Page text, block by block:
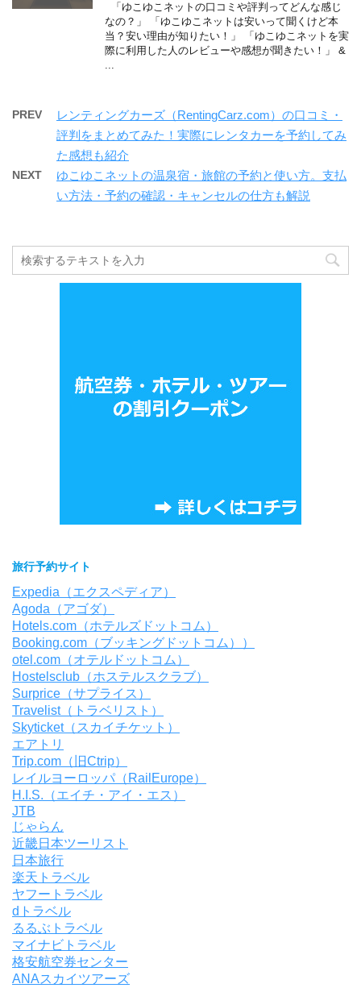
「ゆこゆこネットの口コミや評判ってどんな感じ
なの？」 「ゆこゆこネットは安いって聞くけど本
当？安い理由が知りたい！」 「ゆこゆこネットを実
際に利用した人のレビューや感想が聞きたい！」 &
...
PREV
レンティングカーズ（RentingCarz.com）の口コミ・
評判をまとめてみた！実際にレンタカーを予約してみ
た感想も紹介
NEXT
ゆこゆこネットの温泉宿・旅館の予約と使い方。支払
い方法・予約の確認・キャンセルの仕方も解説
旅行予約サイト
Expedia（エクスペディア）
Agoda（アゴダ）
Hotels.com（ホテルズドットコム）
Booking.com（ブッキングドットコム））
otel.com（オテルドットコム）
Hostelsclub（ホステルスクラブ）
Surprice（サプライス）
Travelist（トラベリスト）
Skyticket（スカイチケット）
エアトリ
Trip.com（旧Ctrip）
レイルヨーロッパ（RailEurope）
H.I.S.（エイチ・アイ・エス）
JTB
じゃらん
近畿日本ツーリスト
日本旅行
楽天トラベル
ヤフートラベル
dトラベル
るるぶトラベル
マイナビトラベル
格安航空券センター
ANAスカイツアーズ